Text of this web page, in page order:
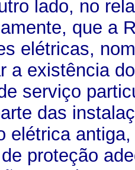
lado, no
que a
elétricas,
a existência
serviço
das
elétrica
proteção